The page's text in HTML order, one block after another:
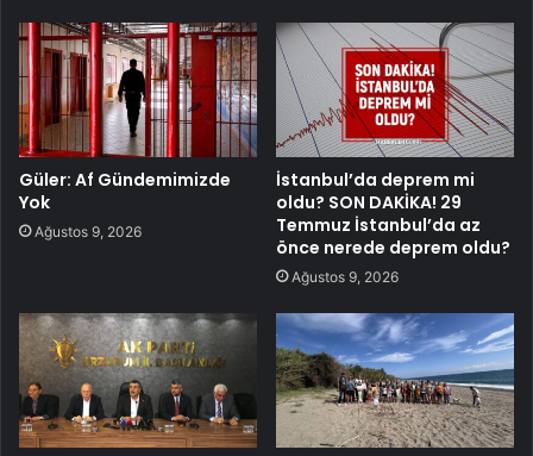
Güler: Af Gündemimizde
Yok
Ağustos 9, 2026
İstanbul’da deprem mi
oldu? SON DAKİKA! 29
Temmuz İstanbul’da az
önce nerede deprem oldu?
Ağustos 9, 2026